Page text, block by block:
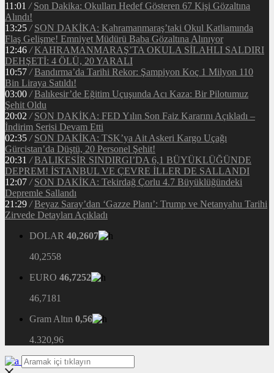
11:01 / Son Dakika: Okulları Hedef Gösteren 67 Kişi Gözaltına
Alındı!
13:25 / SON DAKİKA: Kahramanmaraş’taki Okul Katliamında
Flaş Gelişme! Emniyet Müdürü Baba Gözaltına Alınıyor
12:46 / KAHRAMANMARAŞ’TA OKULA SİLAHLI SALDIRI
DEHŞETİ: 4 ÖLÜ, 20 YARALI
10:57 / Bandırma’da Tarihi Rekor: Şampiyon Koç 1 Milyon 110
Bin Liraya Satıldı!
03:00 / Balıkesir’de Eğitim Uçuşunda Acı Kaza: Bir Pilotumuz
Şehit Oldu
20:02 / SON DAKİKA: FED Yılın Son Faiz Kararını Açıkladı –
İndirim Serisi Devam Etti
02:35 / SON DAKİKA: TSK’ya Ait Askeri Kargo Uçağı
Gürcistan’da Düştü, 20 Personel Şehit!
20:31 / BALIKESİR SINDIRGI’DA 6,1 BÜYÜKLÜĞÜNDE
DEPREM! İSTANBUL VE ÇEVRE İLLER DE SALLANDI
12:07 / SON DAKİKA: Tekirdağ Çorlu 4.7 Büyüklüğündeki
Depremle Sallandı
21:29 / Beyaz Saray’dan ‘Gazze Planı’: Trump ve Netanyahu Tarihi
Zirvede Detayları Açıkladı
DOLAR 40,2607
40,2558
EURO 46,7252
46,7181
Gram Altın 0,56
4.320,96